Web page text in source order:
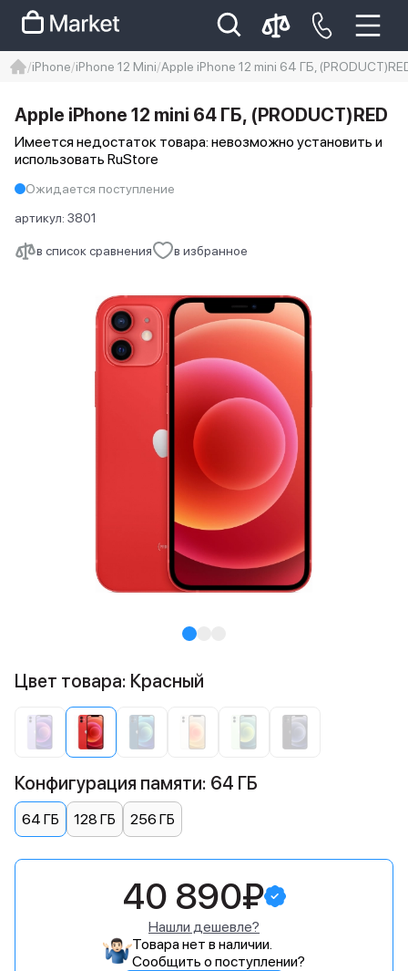
Iphone 14 pro max
айфон 14
iPhone iPhone 12 Mini Apple iPhone 12 mini 64 ГБ,
в список сравнения в избранное
Apple iPhone 12 mini 64 ГБ, (PRODUCT)RED
Имеется недостаток товара: невозможно установить и
использовать RuStore
Ожидается поступление
артикул: 3801
Цвет товара: Красный
Конфигурация памяти: 64 ГБ
64 ГБ 128 ГБ 256 ГБ
40 890₽
Нашли дешевле?
Товара нет в наличии.
Сообщить о поступлении?